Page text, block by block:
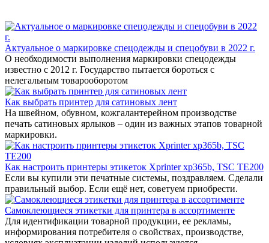
Актуальное о маркировке спецодежды и спецобуви в 2022 г.
О необходимости выполнения маркировки спецодежды
известно с 2012 г. Государство пытается бороться с
нелегальным товарооборотом
Как выбрать принтер для сатиновых лент
На швейном, обувном, кожгалантерейном производстве
печать сатиновых ярлыков – один из важных этапов товарной
маркировки.
Как настроить принтеры этикеток Xprinter xp365b, TSC TE200
Если вы купили эти печатные системы, поздравляем. Сделали
правильный выбор. Если ещё нет, советуем приобрести.
Самоклеющиеся этикетки для принтера в ассортименте
Для идентификации товарной продукции, ее рекламы,
информирования потребителя о свойствах, производстве,